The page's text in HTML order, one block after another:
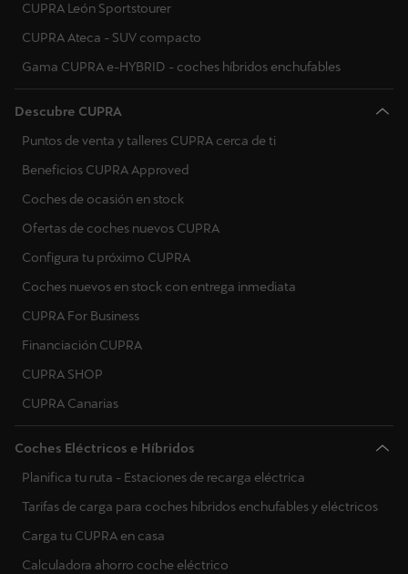
CUPRA León Sportstourer
CUPRA Ateca - SUV compacto
Gama CUPRA e-HYBRID - coches híbridos enchufables
Descubre CUPRA
Puntos de venta y talleres CUPRA cerca de ti
Beneficios CUPRA Approved
Coches de ocasión en stock
Ofertas de coches nuevos CUPRA
Configura tu próximo CUPRA
Coches nuevos en stock con entrega inmediata
CUPRA For Business
Financiación CUPRA
CUPRA SHOP
CUPRA Canarias
Coches Eléctricos e Híbridos
Planifica tu ruta - Estaciones de recarga eléctrica
Tarifas de carga para coches híbridos enchufables y eléctricos
Carga tu CUPRA en casa
Calculadora ahorro coche eléctrico